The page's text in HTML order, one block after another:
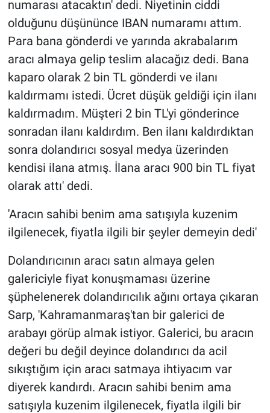
numarası atacaktın' dedi. Niyetinin ciddi
olduğunu düşününce IBAN numaramı attım.
Para bana gönderdi ve yarında akrabalarım
aracı almaya gelip teslim alacağız dedi. Bana
kaparo olarak 2 bin TL gönderdi ve ilanı
kaldırmamı istedi. Ücret düşük geldiği için ilanı
kaldırmadım. Müşteri 2 bin TL'yi gönderince
sonradan ilanı kaldırdım. Ben ilanı kaldırdıktan
sonra dolandırıcı sosyal medya üzerinden
kendisi ilana atmış. İlana aracı 900 bin TL fiyat
olarak attı' dedi.
'Aracın sahibi benim ama satışıyla kuzenim
ilgilenecek, fiyatla ilgili bir şeyler demeyin dedi'
Dolandırıcının aracı satın almaya gelen
galericiyle fiyat konuşmaması üzerine
şüphelenerek dolandırıcılık ağını ortaya çıkaran
Sarp, 'Kahramanmaraş'tan bir galerici de
arabayı görüp almak istiyor. Galerici, bu aracın
değeri bu değil deyince dolandırıcı da acil
sıkıştığım için aracı satmaya ihtiyacım var
diyerek kandırdı. Aracın sahibi benim ama
satışıyla kuzenim ilgilenecek, fiyatla ilgili bir